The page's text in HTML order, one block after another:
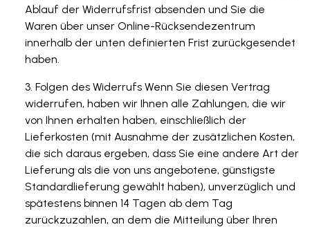
Ablauf der Widerrufsfrist absenden und Sie die
Waren über unser Online-Rücksendezentrum
innerhalb der unten definierten Frist zurückgesendet
haben.
Folgen des Widerrufs Wenn Sie diesen Vertrag
widerrufen, haben wir Ihnen alle Zahlungen, die wir
von Ihnen erhalten haben, einschließlich der
Lieferkosten (mit Ausnahme der zusätzlichen Kosten,
die sich daraus ergeben, dass Sie eine andere Art der
Lieferung als die von uns angebotene, günstigste
Standardlieferung gewählt haben), unverzüglich und
spätestens binnen 14 Tagen ab dem Tag
zurückzuzahlen, an dem die Mitteilung über Ihren